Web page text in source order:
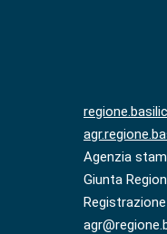
Agenzia
Giunta